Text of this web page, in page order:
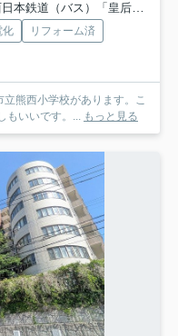
鉄道（バス）「皇后崎公園前」バス停下車 徒歩3分
化
リフォーム済
熊西小学校があります。こ
もいいです。... もっと見る